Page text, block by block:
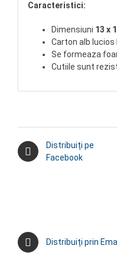
Caracteristici:
Dimensiuni 13 x
Carton alb
Se formeaza
Cutiile sunt
Distribuiți pe
Facebook
Distribuiți prin